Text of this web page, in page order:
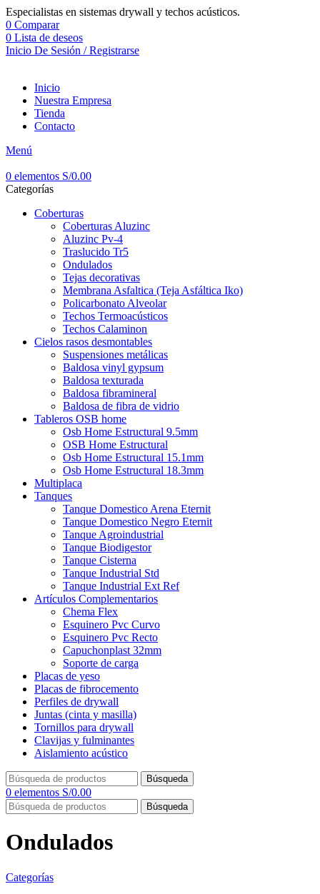
Especialistas en sistemas drywall y techos acústicos.
0 Comparar
0 Lista de deseos
Inicio De Sesión / Registrarse
Inicio
Nuestra Empresa
Tienda
Contacto
Menú
0 elementos S/0.00
Categorías
Coberturas
Coberturas Aluzinc
Aluzinc Pv-4
Traslucido Tr5
Ondulados
Tejas decorativas
Membrana Asfaltica (Teja Asfáltica Iko)
Policarbonato Alveolar
Techos Termoacústicos
Techos Calaminon
Cielos rasos desmontables
Suspensiones metálicas
Baldosa vinyl gypsum
Baldosa texturada
Baldosa fibramineral
Baldosa de fibra de vidrio
Tableros OSB home
Osb Home Estructural 9.5mm
OSB Home Estructural
Osb Home Estructural 15.1mm
Osb Home Estructural 18.3mm
Multiplaca
Tanques
Tanque Domestico Arena Eternit
Tanque Domestico Negro Eternit
Tanque Agroindustrial
Tanque Biodigestor
Tanque Cisterna
Tanque Industrial Std
Tanque Industrial Ext Ref
Artículos Complementarios
Chema Flex
Esquinero Pvc Curvo
Esquinero Pvc Recto
Capuchonplast 32mm
Soporte de carga
Placas de yeso
Placas de fibrocemento
Perfiles de drywall
Juntas (cinta y masilla)
Tornillos para drywall
Clavijas y fulminantes
Aislamiento acústico
Búsqueda
0 elementos S/0.00
Búsqueda
Ondulados
Categorías